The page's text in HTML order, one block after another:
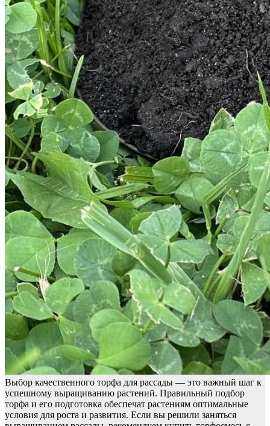
Выбор качественного торфа для рассады — это важный шаг к
успешному выращиванию растений. Правильный подбор
торфа и его подготовка обеспечат растениям оптимальные
условия для роста и развития. Если вы решили заняться